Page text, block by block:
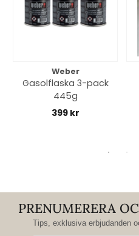
Weber
Gasolflaska 3-pack
445g
399 kr
PRENUMERERA
Tips, exklusiva erbjudanden